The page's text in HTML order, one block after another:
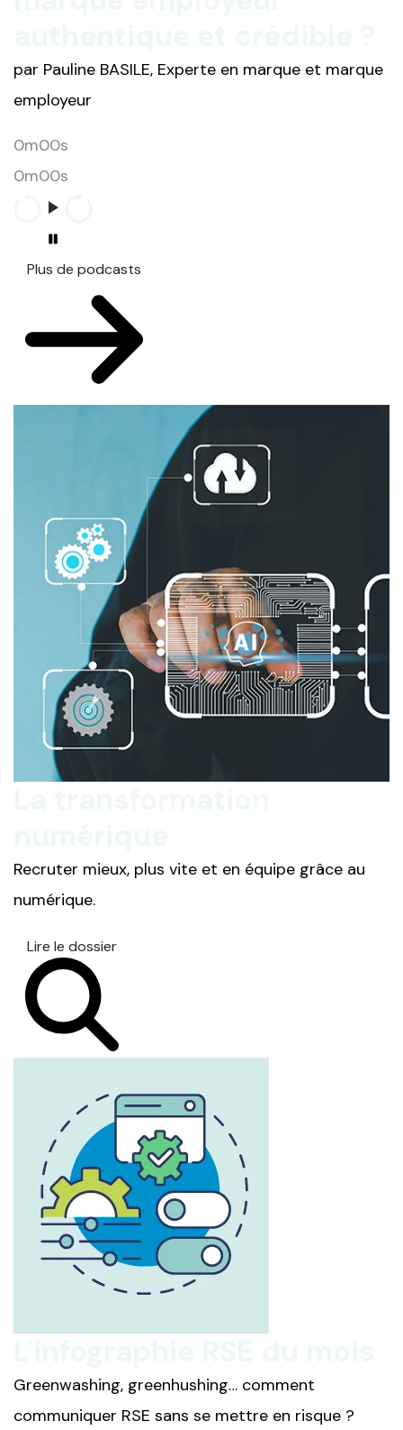
par Pauline BASILE, Experte en marque et marque
employeur
0m00s
0m00s
Plus de podcasts
Recruter mieux, plus vite et en équipe grâce au
numérique.
Lire le dossier
Greenwashing, greenhushing… comment
communiquer RSE sans se mettre en risque ?